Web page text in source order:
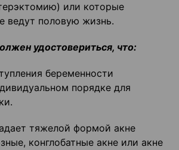
или которые
ведут половую жизнь.
удостовериться, что:
беременности
порядке для
тяжелой формой акне
конглобатные акне или акне